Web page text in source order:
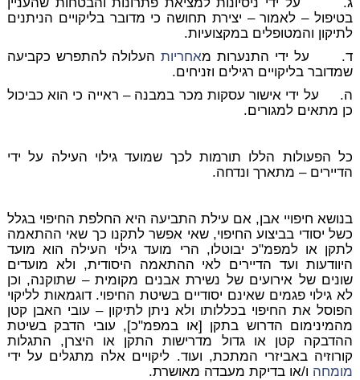
בטיפול – לאמור – יצירת תחושה כי מדובר בליקויים הניתנים
לתיקון והמטופלים במקצועיות.
ד. על ידי התנערות מאחריותהעלולה להתפרש כקביעה
שמדובר בליקויים רגילים וזניחים.
ה. על ידי אישור עסקות מכר במבנה – ראייה כי הוא כביכול
כן מתאים למגורים.
כל הפעולות הללו תורמות לכך שמועד גילוי העילה על ידי
הדיירים – מתארך ונדחה.
בנושא חיפויי אבן, אם עילת התביעה היא החלפת החיפוי בגלל
כשל יסודי בביצוע החיפוי, שאי אפשר לתקנו כך שאי ההתאמה
לתקן או למפמ"כ יבוטלו, הרי מועד גילוי העילה הוא מועד
היוודעות ועד הדיירים לאי ההתאמה היסודית, ולא מועדים
שונים של אירועים של נשירת אבנים מקומית – שתוקנה, וכן
לא גילוי פגמים שאינם יסודיים בשיטת החיפוי. דוגמאות לליקוי
הפוסל את החיפוי בכללותו ולא ניתן לתיקון – עובי האבן קטן
מהמינימום הדרוש בתקן [או במפמ"כ], עובי הדבק בשיטת
ההדבקה קטן או גדול מדרישות התקן או היצרן, התגלות
קורוזיה באביזרי המתכת, ועוד. ליקויים אלה מתגלים על ידי
מומחה ו/או בדיקת מעבדה מאושרת.